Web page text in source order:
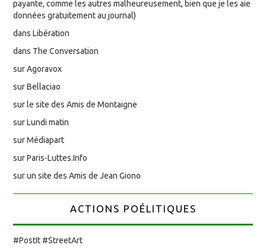
payante, comme les autres malheureusement, bien que je les aie
données gratuitement au journal)
dans Libération
dans The Conversation
sur Agoravox
sur Bellaciao
sur le site des Amis de Montaigne
sur Lundi matin
sur Médiapart
sur Paris-Luttes.Info
sur un site des Amis de Jean Giono
ACTIONS POÉLITIQUES
#PostIt #StreetArt